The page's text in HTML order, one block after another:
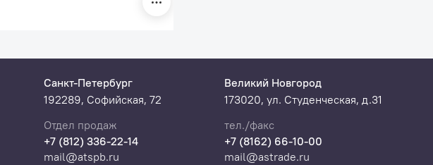
Санкт-Петербург
192289, Софийская, 72
Отдел продаж
+7 (812) 336-22-14
mail@atspb.ru
Великий Новгород
173020, ул. Студенческая, д.31
тел./факс
+7 (8162) 66-10-00
mail@astrade.ru